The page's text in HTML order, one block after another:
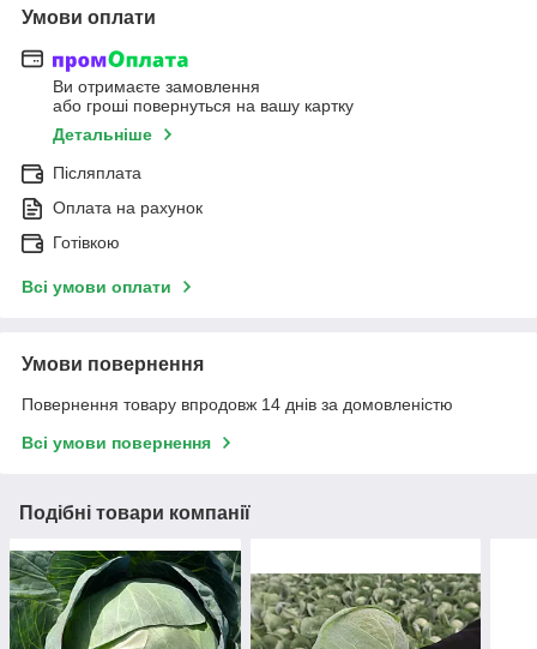
Умови оплати
Ви отримаєте замовлення
або гроші повернуться на вашу картку
Детальніше
Післяплата
Оплата на рахунок
Готівкою
Всі умови оплати
Умови повернення
Повернення товару впродовж 14 днів за домовленістю
Всі умови повернення
Подібні товари компанії